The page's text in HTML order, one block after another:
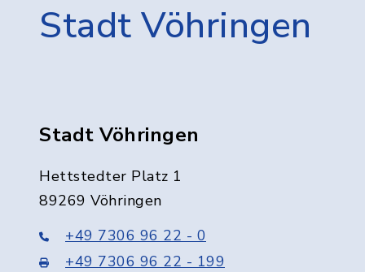
Stadt Vöhringen
Stadt Vöhringen
Hettstedter Platz 1
89269 Vöhringen
+49 7306 96 22 - 0
+49 7306 96 22 - 199